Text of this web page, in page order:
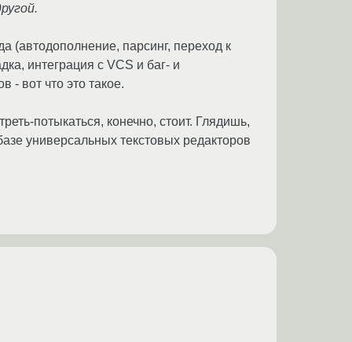
(автодополнение, парсинг, переход к
интеграция с VCS и баг- и
- вот что это такое.
потыкаться, конечно, стоит. Глядишь,
универсальных текстовых редакторов